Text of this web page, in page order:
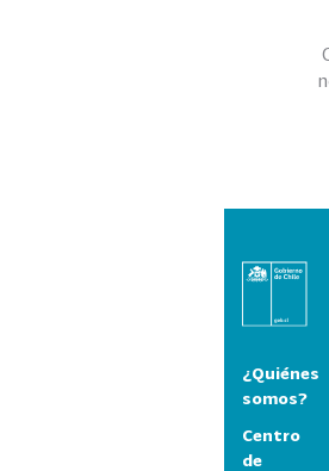
¿Quiénes
somos?
Centro
de